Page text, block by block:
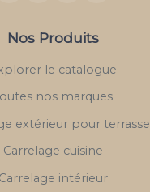
Nos Produits
le catalogue
nos marques
extérieur pour terrasse
Carrelage cuisine
Carrelage intérieur